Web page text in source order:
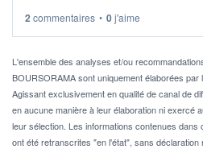
Idéalement, je voudrais qu'il soit
Pour l' ...
2 commentaires • 0j'aime
L'ensemble des analyses et/ou
BOURSORAMA sont uniquement élaborées
Agissant exclusivement en qualité de canal de
en aucune manière à leur élaboration ni exercé
leur sélection. Les informations contenues
ont été retranscrites "en l'état", sans déclaration